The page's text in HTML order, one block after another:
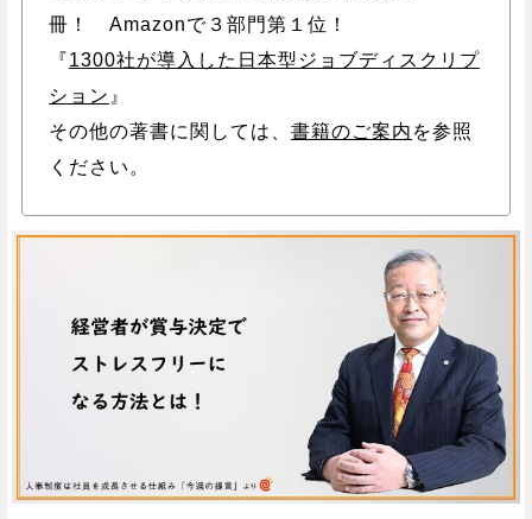
冊！ Amazonで３部門第１位！
『1300社が導入した日本型ジョブディスクリプ
ション 』
その他の著書に関しては、 書籍のご案内 を参照
ください。